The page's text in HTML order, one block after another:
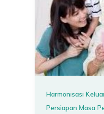
Harmonisasi
Persiapan Masa